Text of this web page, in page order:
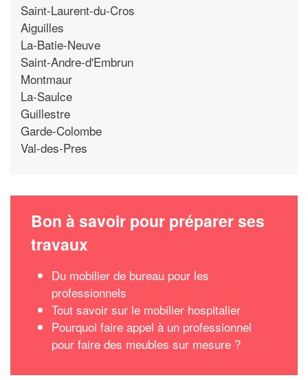
Saint-Laurent-du-Cros
Aiguilles
La-Batie-Neuve
Saint-Andre-d'Embrun
Montmaur
La-Saulce
Guillestre
Garde-Colombe
Val-des-Pres
Bon à savoir pour préparer ses
travaux
Du mobilier de bureau pour les
professionnels
Tout savoir sur le mobilier hospitalier
Pourquoi faire appel à un professionnel
pour faire des meubles sur mesure ?